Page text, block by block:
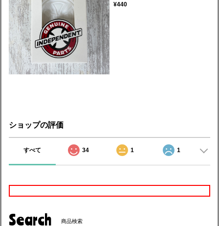
¥440
ショップの評価
すべて 34 1 1
Search 商品検索